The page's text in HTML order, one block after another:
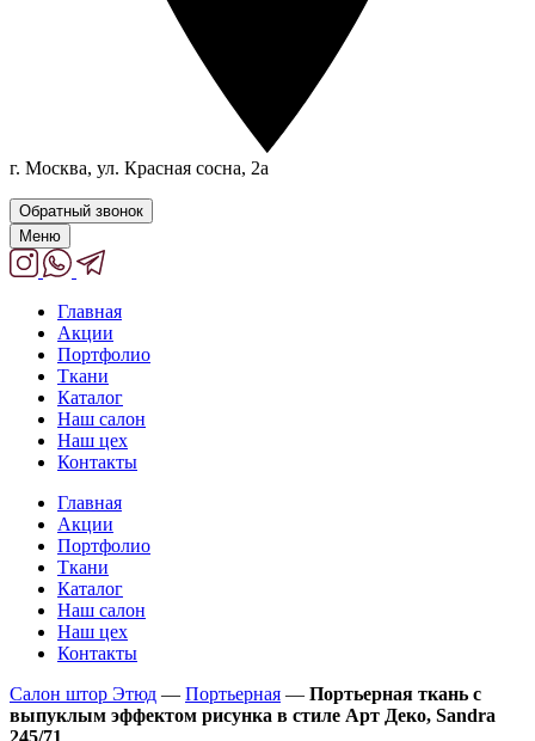
г. Москва, ул. Красная сосна, 2а
Обратный звонок
Меню
Главная
Акции
Портфолио
Ткани
Каталог
Наш салон
Наш цех
Контакты
Главная
Акции
Портфолио
Ткани
Каталог
Наш салон
Наш цех
Контакты
Салон штор Этюд — Портьерная — Портьерная ткань с
выпуклым эффектом рисунка в стиле Арт Деко, Sandra
245/71